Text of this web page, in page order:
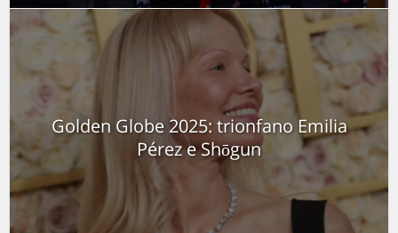
Golden Globe 2025: trionfano Emilia
Pérez e Shōgun